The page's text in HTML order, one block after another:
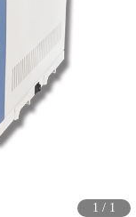
1 / 1